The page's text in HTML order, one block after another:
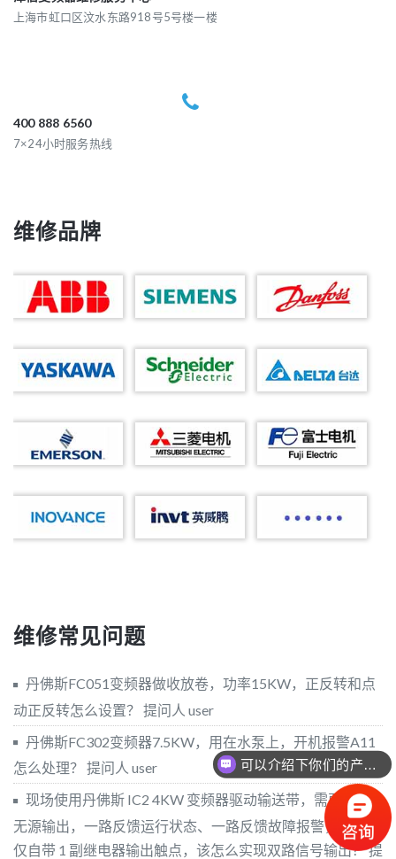
上海市虹口区汶水东路918号5号楼一楼
400 888 6560
7×24小时服务热线
维修品牌
维修常见问题
丹佛斯FC051变频器做收放卷，功率15KW，正反转和点
动正反转怎么设置？ 提问人 user
丹佛斯FC302变频器7.5KW，用在水泵上，开机报警A11
怎么处理？ 提问人 user
现场使用丹佛斯 IC2 4KW 变频器驱动输送带，需要两路
无源输出，一路反馈运行状态、一路反馈故障报警，但本机
仅自带 1 副继电器输出触点，该怎么实现双路信号输出？提